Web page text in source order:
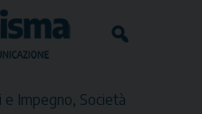
e Impegno Società